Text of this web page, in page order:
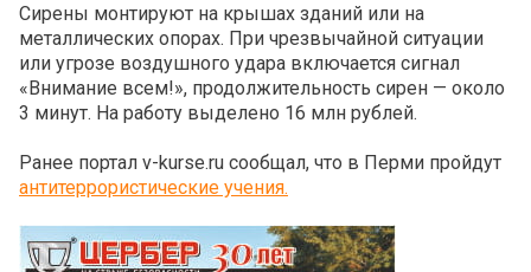
Сирены монтируют на крышах зданий или на
металлических опорах. При чрезвычайной ситуации
или угрозе воздушного удара включается сигнал
«Внимание всем!», продолжительность сирен — около
3 минут. На работу выделено 16 млн рублей.
Ранее портал v-kurse.ru сообщал, что в Перми пройдут
антитеррористические учения.